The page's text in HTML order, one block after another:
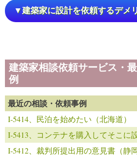
▼建築家に設計を依頼するデメ
建築家相談依頼サービス・
例
最近の相談・依頼事例
I-5414、民泊を始めたい（北海道）
I-5413、コンテナを購入してそこに
I-5412、裁判所提出用の意見書（静岡